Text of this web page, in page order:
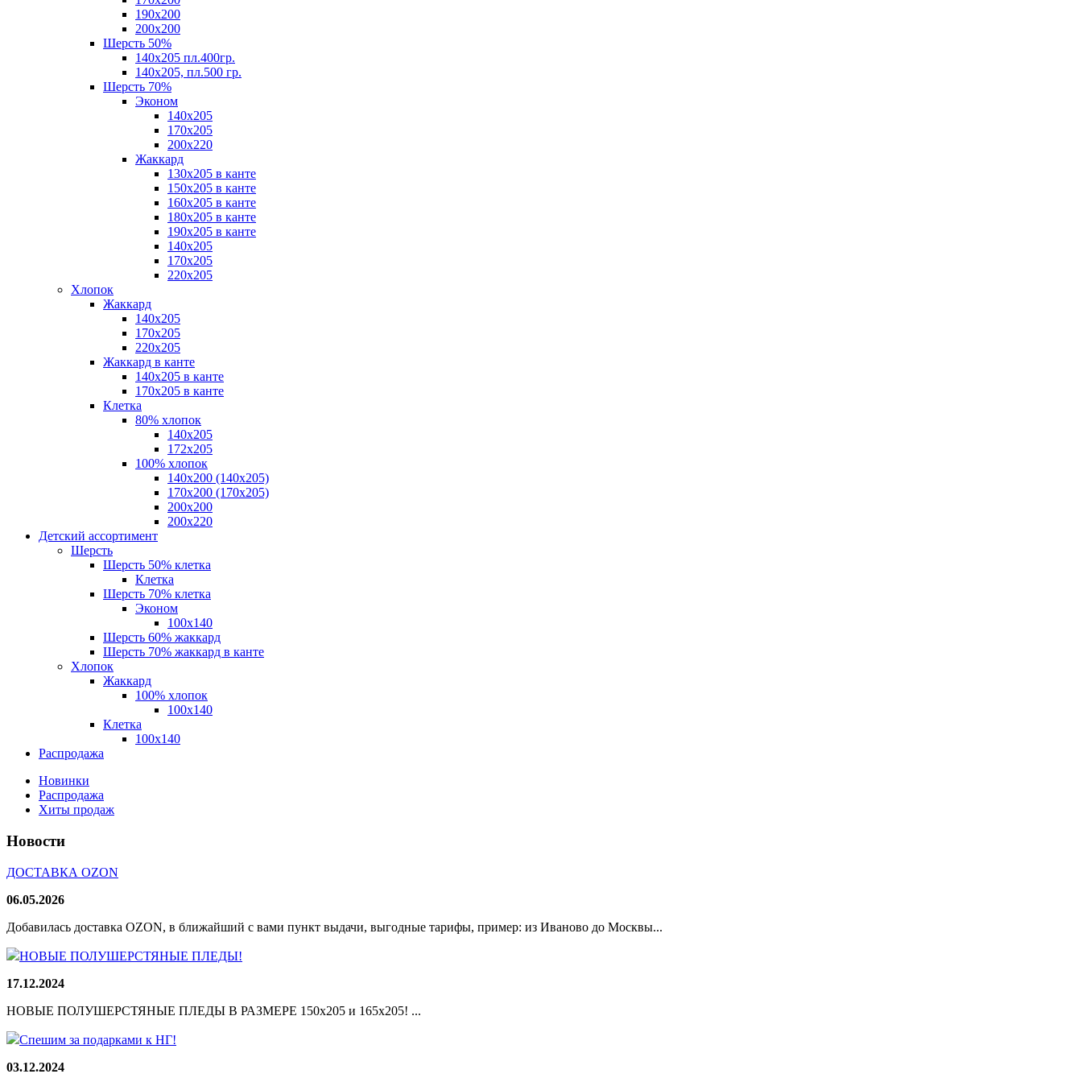
190х200
200х200
Шерсть 50%
140х205 пл.400гр.
140х205, пл.500 гр.
Шерсть 70%
Эконом
140х205
170х205
200х220
Жаккард
130х205 в канте
150х205 в канте
160х205 в канте
180х205 в канте
190х205 в канте
140х205
170х205
220х205
Хлопок
Жаккард
140x205
170х205
220х205
Жаккард в канте
140х205 в канте
170х205 в канте
Клетка
80% хлопок
140x205
172х205
100% хлопок
140x200 (140х205)
170x200 (170х205)
200х200
200х220
Детский ассортимент
Шерсть
Шерсть 50% клетка
Клетка
Шерсть 70% клетка
Эконом
100x140
Шерсть 60% жаккард
Шерсть 70% жаккард в канте
Хлопок
Жаккард
100% хлопок
100x140
Клетка
100х140
Распродажа
Новинки
Распродажа
Хиты продаж
Новости
ДОСТАВКА OZON
06.05.2026
Добавилась доставка OZON, в ближайший с вами пункт выдачи, выгодные тарифы, пример: из Иваново до Москвы...
НОВЫЕ ПОЛУШЕРСТЯНЫЕ ПЛЕДЫ!
17.12.2024
НОВЫЕ ПОЛУШЕРСТЯНЫЕ ПЛЕДЫ В РАЗМЕРЕ 150х205 и 165х205! ...
Спешим за подарками к НГ!
03.12.2024